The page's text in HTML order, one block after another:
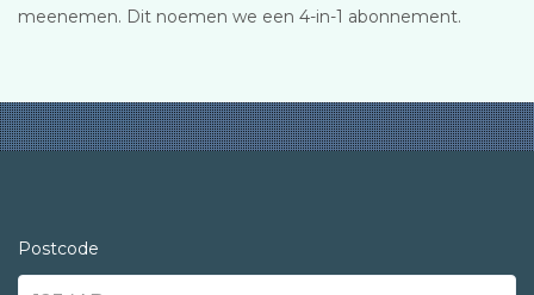
meenemen. Dit noemen we een 4-in-1 abonnement.
Postcode